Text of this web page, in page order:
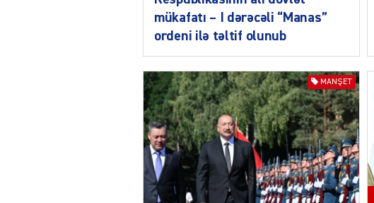
mükafatı – I dərəcəli “Manas”
ordeni ilə təltif olunub
MANŞET